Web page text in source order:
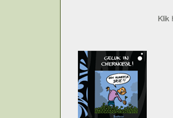
Klik